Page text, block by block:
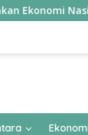
Menuju